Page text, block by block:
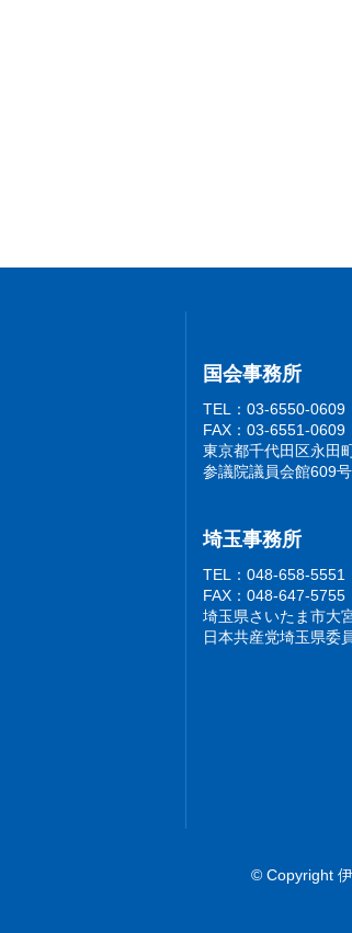
国会事務所
TEL：03-6550-0609
FAX：03-6551-0609
東京都千代田区永田
参議院議員会館609
埼玉事務所
TEL：048-658-5551
FAX：048-647-5755
埼玉県さいたま市大
日本共産党埼玉県委
© Copyright